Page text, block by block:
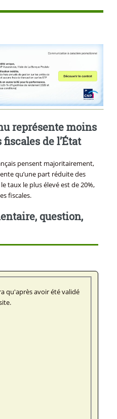
représente moins
fiscales de l’État
pensent majoritairement,
qu’une part réduite des
taux le plus élevé est de 20%,
fiscales.
question,
qu'après avoir été validé